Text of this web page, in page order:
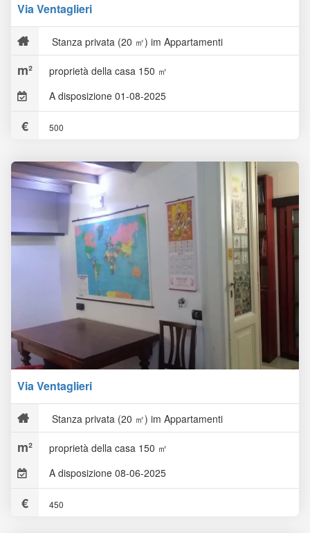
Via Ventaglieri
Stanza privata (20 ㎡) im Appartamenti
proprietà della casa 150 ㎡
A disposizione 01-08-2025
500
Via Ventaglieri
Stanza privata (20 ㎡) im Appartamenti
proprietà della casa 150 ㎡
A disposizione 08-06-2025
450